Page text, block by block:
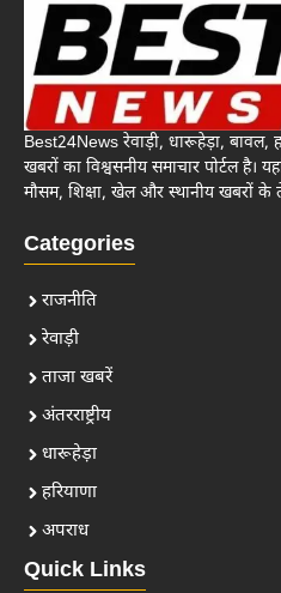
Best24News रेवाड़ी, धारूहेड़ा, बावल,
खबरों का विश्वसनीय समाचार पोर्टल है।
मौसम, शिक्षा, खेल और स्थानीय खबरों
Categories
राजनीति
रेवाड़ी
ताजा खबरें
अंतरराष्ट्रीय
धारूहेड़ा
हरियाणा
अपराध
Quick Links